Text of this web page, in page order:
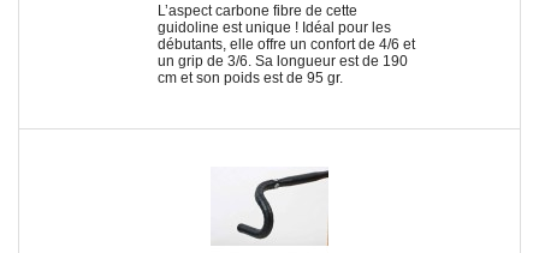
L’aspect carbone fibre de cette
guidoline est unique ! Idéal pour les
débutants, elle offre un confort de 4/6 et
un grip de 3/6. Sa longueur est de 190
cm et son poids est de 95 gr.